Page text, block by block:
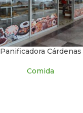
Panificadora Cárdenas
Comida